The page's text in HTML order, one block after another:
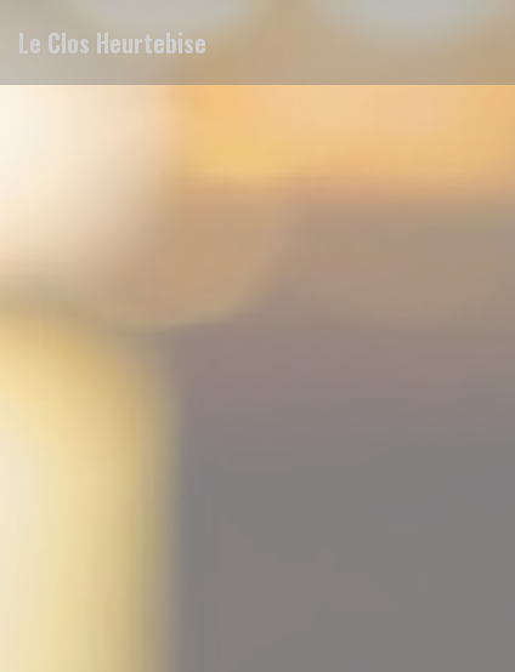
Le Clos Heurtebise